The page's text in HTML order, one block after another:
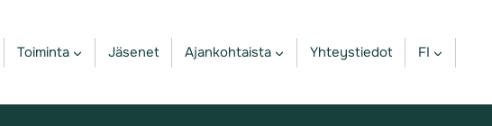
Toiminta Jäsenet Ajankohtaista Yhteystiedot FI